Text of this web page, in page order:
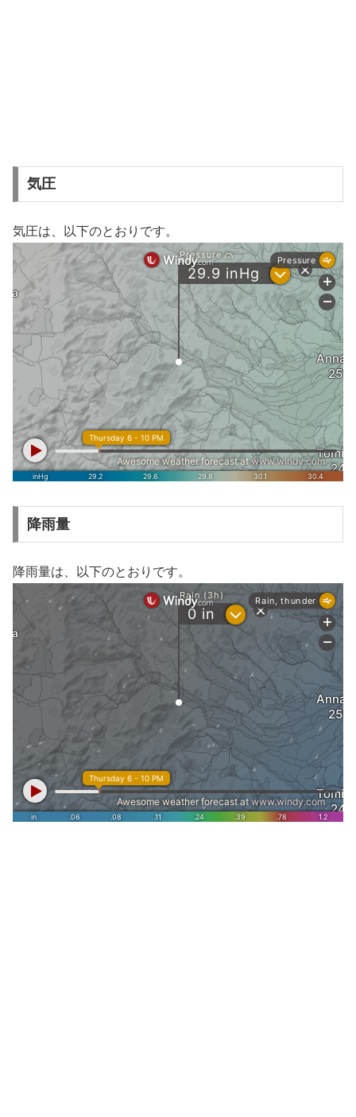
気圧
気圧は、以下のとおりです。
降雨量
降雨量は、以下のとおりです。